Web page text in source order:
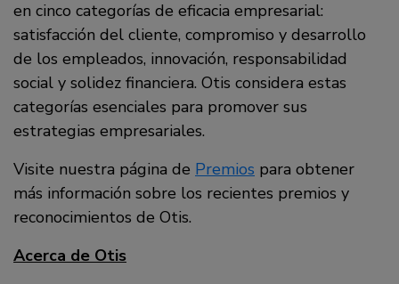
en cinco categorías de eficacia empresarial:
satisfacción del cliente, compromiso y desarrollo
de los empleados, innovación, responsabilidad
social y solidez financiera. Otis considera estas
categorías esenciales para promover sus
estrategias empresariales.
Visite nuestra página de Premios para obtener
más información sobre los recientes premios y
reconocimientos de Otis.
Acerca de Otis